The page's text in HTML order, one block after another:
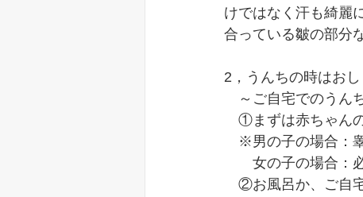
けではなく汗も綺麗
合っている皺の部分
2，うんちの時はお
～ご自宅でのうん
①まずは赤ちゃんの
※男の子の場合：睾
女の子の場合：必
②お風呂か、ご自宅